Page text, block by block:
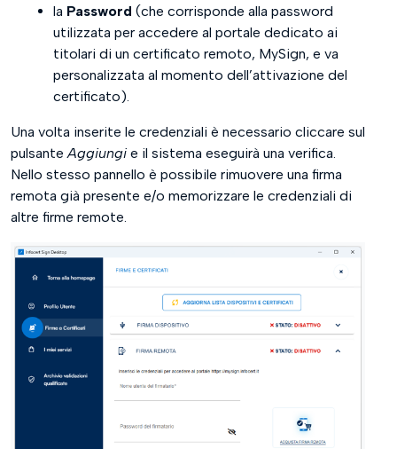
la Password (che corrisponde alla password
utilizzata per accedere al portale dedicato ai
titolari di un certificato remoto, MySign, e va
personalizzata al momento dell’attivazione del
certificato).
Una volta inserite le credenziali è necessario cliccare sul
pulsanteAggiungi e il sistema eseguirà una verifica.
Nello stesso pannello è possibile rimuovere una firma
remota già presente e/o memorizzare le credenziali di
altre firme remote.